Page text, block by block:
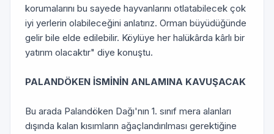
korumalarını bu sayede hayvanlarını otlatabilecek çok
iyi yerlerin olabileceğini anlatırız. Orman büyüdüğünde
gelir bile elde edilebilir. Köylüye her halükârda kârlı bir
yatırım olacaktır" diye konuştu.
PALANDÖKEN İSMİNİN ANLAMINA KAVUŞACAK
Bu arada Palandöken Dağı'nın 1. sınıf mera alanları
dışında kalan kısımların ağaçlandırılması gerektiğine